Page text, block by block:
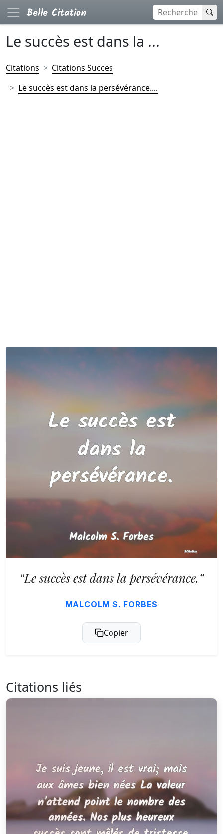
Le succès est dans la ...
Citations
Citations Succes
Le succès est dans la persévérance....
“Le succès est dans la persévérance.”
MALCOLM S. FORBES
Copier
Citations liés